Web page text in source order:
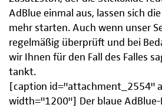
AdBlue einmal aus, lassen sich
mehr starten. Auch wenn unser
regelmäßig überprüft und bei
wir Ihnen für den Fall des Falles
tankt.
[caption id="attachment_2554"
width="1200"]
Der blaue